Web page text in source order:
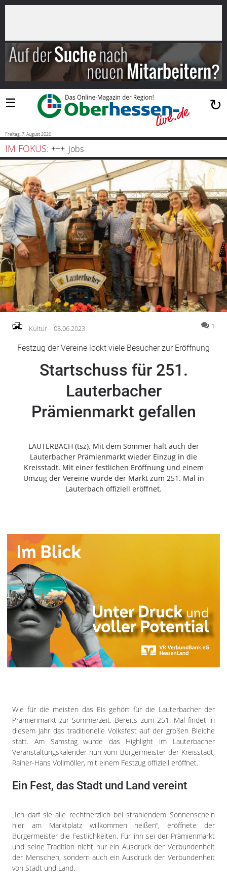
Suchen
Startseite
Blaulicht
Sport
Politik
Bauen
und
Wohnen
Freizeit
Gesellschaft
Gesundheit
Kultur
Lifestyle
Wirtschaft
Vogelsberg
Alsfeld
Lauterbach
Romrod
Homberg
Schotten
Feldatal
Freiensteinau
Gemünden
Grebenau
Kirtorf
Lautertal
Mücke
Schwalmtal
Ulrichstein
Wartenberg
Schwalm
Fulda
Gießen
Datenschutzerklärung
×
☰ ↻
Freitag, 7. August 2026
IM FOKUS: Jobs
Kultur 03.06.2023 1
Festzug der Vereine lockt viele Besucher zur Eröffnung
Startschuss für 251.
Lauterbacher
Prämienmarkt gefallen
LAUTERBACH (tsz). Mit dem Sommer hält auch der
Lauterbacher Prämienmarkt wieder Einzug in die
Kreisstadt. Mit einer festlichen Eröffnung und einem
Umzug der Vereine wurde der Markt zum 251. Mal in
Lauterbach offiziell eröffnet.
Wie für die meisten das Eis gehört für die Lauterbacher der
Prämienmarkt zur Sommerzeit. Bereits zum 251. Mal findet in
diesem Jahr das traditionelle Volksfest auf der großen Bleiche
statt. Am Samstag wurde das Highlight im Lauterbacher
Veranstaltungskalender nun vom Bürgermeister der Kreisstadt,
Rainer-Hans Vollmöller, mit einem Festzug offiziell eröffnet.
Ein Fest, das Stadt und Land vereint
„Ich darf sie alle rechtherzlich bei strahlendem Sonnenschein
hier am Marktplatz willkommen heißen“, eröffnete der
Bürgermeister die Festlichkeiten. Für ihn sei der Prämienmarkt
und seine Tradition nicht nur ein Ausdruck der Verbundenheit
der Menschen, sondern auch ein Ausdruck der Verbundenheit
von Stadt und Land.